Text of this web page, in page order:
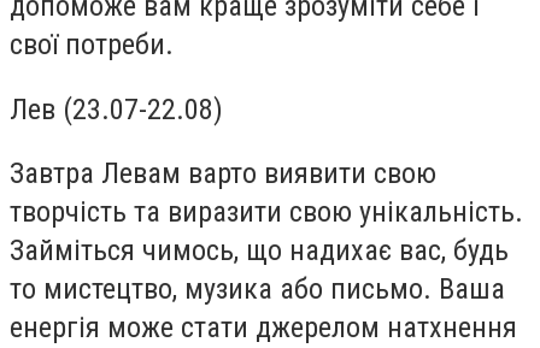
свої потреби.
Лев (23.07-22.08)
Завтра Левам варто виявити свою
творчість та виразити свою унікальність.
Займіться чимось, що надихає вас, будь
то мистецтво, музика або письмо. Ваша
енергія може стати джерелом натхнення